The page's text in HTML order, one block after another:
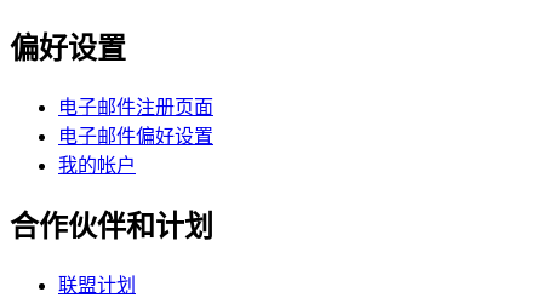
偏好设置
电子邮件注册页面
电子邮件偏好设置
我的帐户
合作伙伴和计划
联盟计划